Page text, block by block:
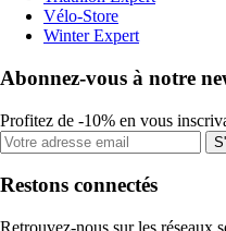
Vélo-Store
Winter Expert
Abonnez-vous à notre
Profitez de -10% en vous
Restons connectés